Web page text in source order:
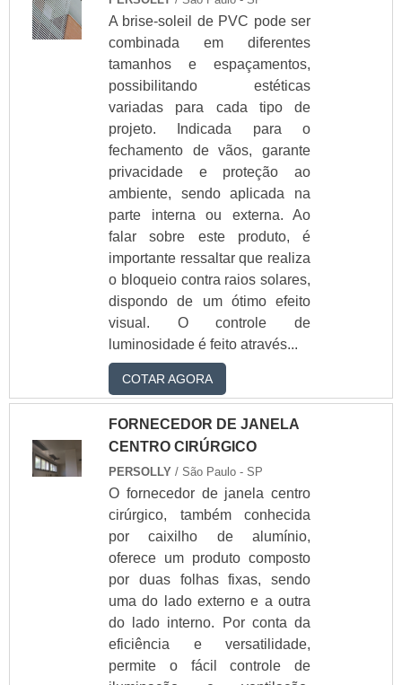
Fabricação de vidro
Fechamento de sacada
Fechamento de sacada com vidro
Fechamento de varanda
Fechar sacada com vidro
Instalação de box de banheiro
Janela blindex
Janela de aluminio com vidro preço
Janela de vidro
Janela de vidro blindex
Janela de vidro com grade
Janela de vidro para sala
Janela de vidro preço
Janela de vidro temperado
Janela de vidro temperado blindex preço
Janela vidro temperado preço
Janelas de vidro de correr
Janelas de vidro temperado preço
Janelas e portas blindex
Janelas e portas de vidro
Janelas e portas de vidro temperado
Loja de box para banheiro
Onde comprar box de banheiro
Orçamento de box para banheiro
Orçamento vidraçaria
Porta blindex
Porta blindex preço
A brise-soleil de PVC pode ser
combinada em diferentes
tamanhos e espaçamentos,
possibilitando estéticas
variadas para cada tipo de
projeto. Indicada para o
fechamento de vãos, garante
privacidade e proteção ao
ambiente, sendo aplicada na
parte interna ou externa. Ao
falar sobre este produto, é
importante ressaltar que realiza
o bloqueio contra raios solares,
dispondo de um ótimo efeito
visual. O controle de
luminosidade é feito através...
COTAR AGORA
FORNECEDOR DE JANELA
CENTRO CIRÚRGICO
PERSOLLY / São Paulo - SP
O fornecedor de janela centro
cirúrgico, também conhecida
por caixilho de alumínio,
oferece um produto composto
por duas folhas fixas, sendo
uma do lado externo e a outra
do lado interno. Por conta da
eficiência e versatilidade,
permite o fácil controle de